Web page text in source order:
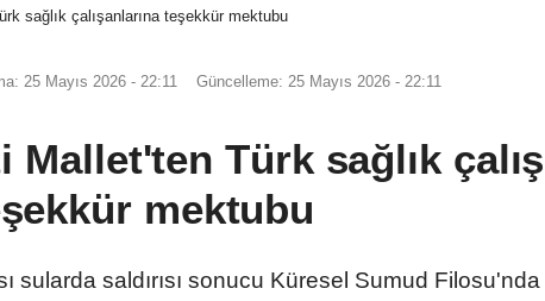
sağlık çalışanlarına teşekkür mektubu
25 Mayıs 2026 - 22:11 Güncelleme: 25 Mayıs 2026 - 22:11
Türk sağlık
mektubu
sularda saldırısı sonucu Küresel Sumud